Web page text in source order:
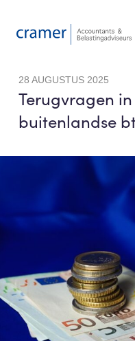
28 AUGUSTUS 2025
Terugvragen
buitenlandse